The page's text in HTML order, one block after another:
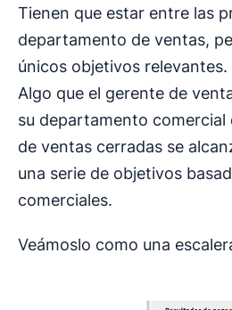
Tienen que estar entre las
departamento de ventas,
únicos objetivos relevantes.
Algo que el gerente de
su departamento comercial
de ventas cerradas se
una serie de objetivos
comerciales.
Veámoslo como una